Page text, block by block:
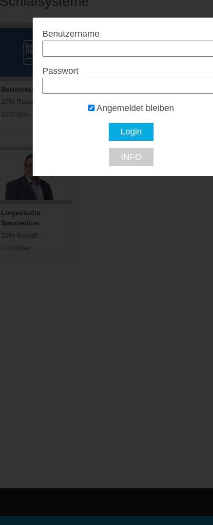
BettenHauser Wien
10% Rabatt...
1070 Wien
15% Rabatt...
Liegestudio
Sonnleitner
10% Rabatt...
1100 Wien
Benutzername
Passwort
Angemeldet bleiben
INFO